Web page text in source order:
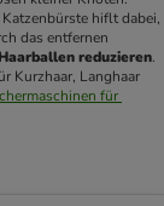
hiflt dabei,
das entfernen
reduzieren.
Kurzhaar, Langhaar
für